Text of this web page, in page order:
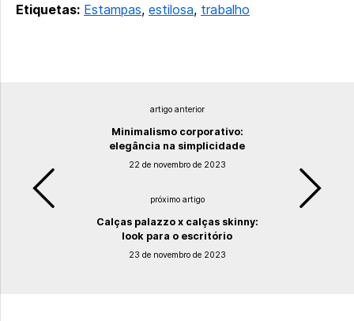
Etiquetas: Estampas, estilosa, trabalho
artigo anterior
Minimalismo corporativo:
elegância na simplicidade
22 de novembro de 2023
próximo artigo
Calças palazzo x calças skinny:
look para o escritório
23 de novembro de 2023